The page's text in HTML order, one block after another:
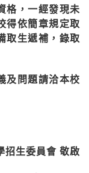
格，一經發現未
得依簡章規定取
取生遞補，錄取
及問題請洽本校
招生委員會 敬啟